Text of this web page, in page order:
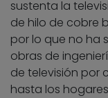
sustenta la
de hilo de cobre
por lo que no ha
obras de
de televisión por
hasta los